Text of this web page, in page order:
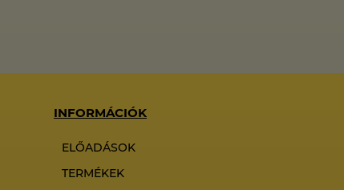
INFORMÁCIÓK
ELŐADÁSOK
TERMÉKEK